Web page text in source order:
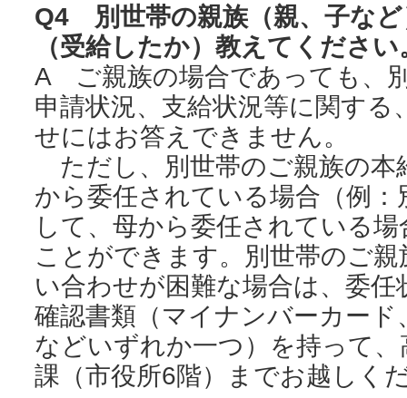
Q4 別世帯の親族（親、子など
（受給したか）教えてください
A ご親族の場合であっても、
申請状況、支給状況等に関す
せにはお答えできません。
ただし、別世帯のご親族の本
から委任されている場合（例
して、母から委任されている
ことができます。別世帯のご
い合わせが困難な場合は、委
確認書類（マイナンバーカード
などいずれか一つ）を持って
課（市役所6階）までお越しく